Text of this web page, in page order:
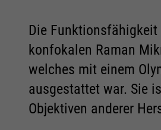
Die
konfokalen Raman
welches mit einem
ausgestattet war. Sie
Objektiven anderer
Impressum
Impressum